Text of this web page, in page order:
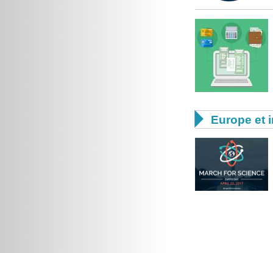
 Europe et